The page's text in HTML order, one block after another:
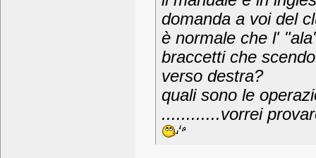
domanda a voi del
è normale che l'
braccetti che
verso destra?
quali sono le
............vorrei